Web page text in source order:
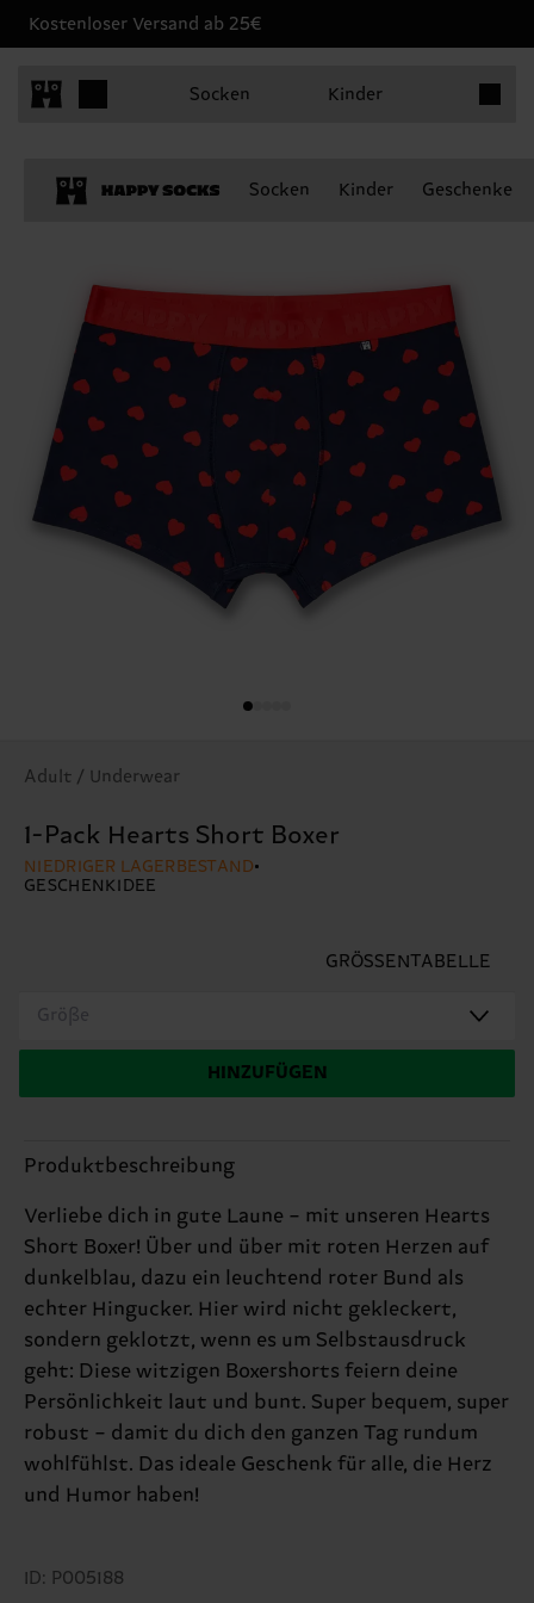
Kostenloser Versand ab 25€
Socken Kinder
Socken Kinder Geschenke
Adult / Underwear
1-Pack Hearts Short Boxer
NIEDRIGER LAGERBESTAND
GESCHENKIDEE
GRÖSSENTABELLE
Größe
HINZUFÜGEN
Produktbeschreibung
Verliebe dich in gute Laune – mit unseren Hearts
Short Boxer! Über und über mit roten Herzen auf
dunkelblau, dazu ein leuchtend roter Bund als
echter Hingucker. Hier wird nicht gekleckert,
sondern geklotzt, wenn es um Selbstausdruck
geht: Diese witzigen Boxershorts feiern deine
Persönlichkeit laut und bunt. Super bequem, super
robust – damit du dich den ganzen Tag rundum
wohlfühlst. Das ideale Geschenk für alle, die Herz
und Humor haben!
ID: P005188